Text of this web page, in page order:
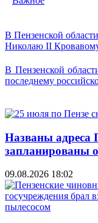
В Пензенской
Николаю II
В Пензенской
последнему
Названы адреса
запланированы
09.08.2026 18:02